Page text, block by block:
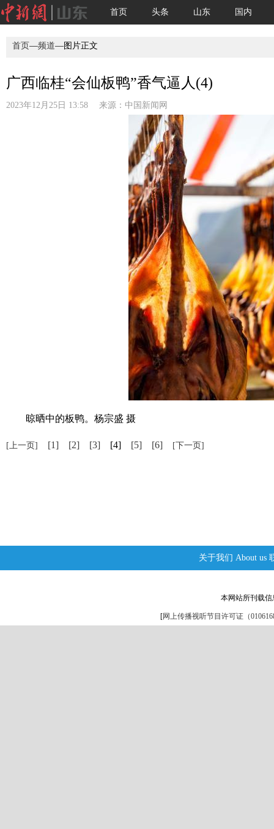
首页 头条 山东 国内
首页—频道—图片正文
广西临桂“会仙板鸭”香气逼人(4)
2023年12月25日 13:58 来源： 中国新闻网
晾晒中的板鸭。杨宗盛 摄
[上一页] [1] [2] [3] [4] [5] [6] [下一页]
关于我们 About us
本网站所刊载
[网上传播视听节目许可证（